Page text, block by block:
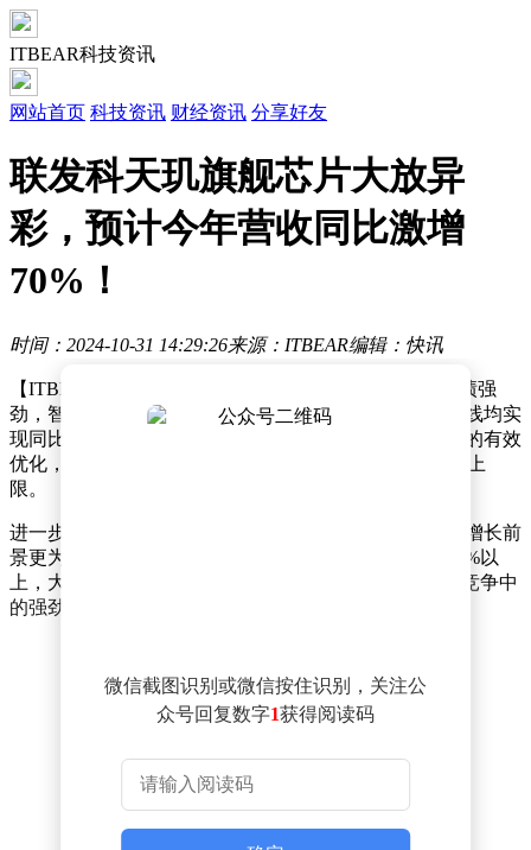
ITBEAR科技资讯
网站首页 科技资讯 财经资讯 分享好友
联发科天玑旗舰芯片大放异
彩，预计今年营收同比激增
70%！
时间：2024-10-31 14:29:26来源：ITBEAR编辑：快讯
【ITBEAR】联发科在最新财报中披露，其第三季度业绩强
劲，智能手机、智能硬件平台及电源管理芯片三大业务线均实
现同比与环比增长，助推整体营收攀升。通过产品组合的有效
优化，公司毛利率提升至48.8%，超过此前预测的48.5%上
限。
进一步展望2024年，联发科对旗下天玑旗舰手机芯片的增长前
景更为乐观。公司已经将营收同比增长预期从原先的50%以
上，大幅上调至70%以上，显示出对联发科在未来市场竞争中
的强劲信心。
微信截图识别或微信按住识别，关注公
众号回复数字1获得阅读码